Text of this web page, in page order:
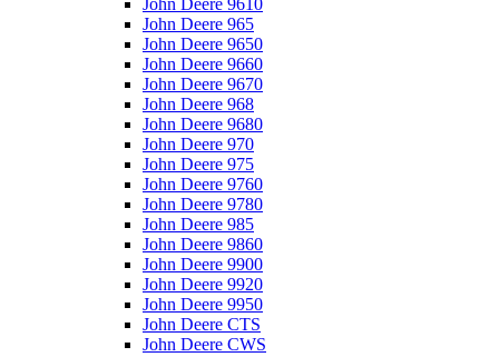
John Deere 9610
John Deere 965
John Deere 9650
John Deere 9660
John Deere 9670
John Deere 968
John Deere 9680
John Deere 970
John Deere 975
John Deere 9760
John Deere 9780
John Deere 985
John Deere 9860
John Deere 9900
John Deere 9920
John Deere 9950
John Deere CTS
John Deere CWS